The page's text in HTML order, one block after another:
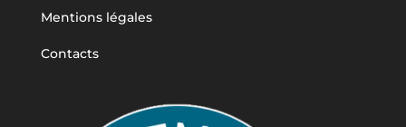
Mentions légales
Contacts